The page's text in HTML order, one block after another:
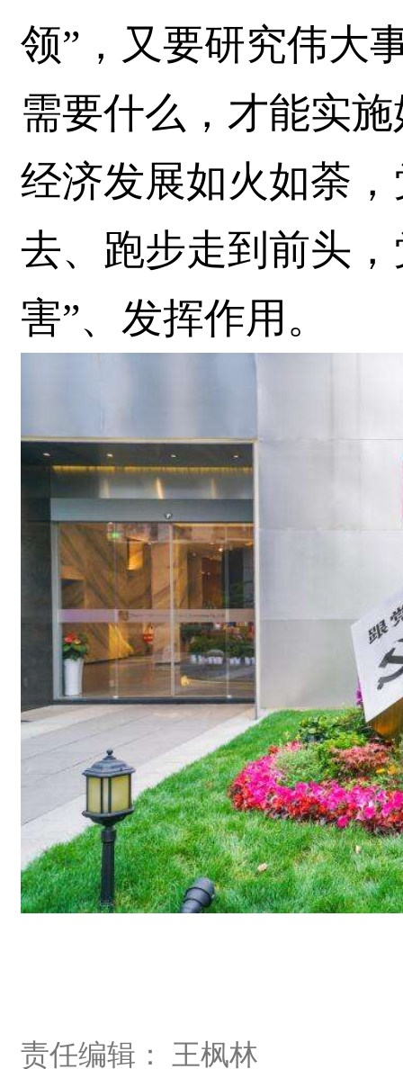
领”，又要研究伟大
需要什么，才能实
经济发展如火如荼
去、跑步走到前头
害”、发挥作用。
责任编辑： 王枫林